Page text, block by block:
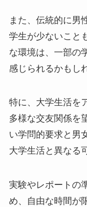
また、伝統的に男
学生が少ないこと
な環境は、一部の
感じられるかもし
特に、大学生活を
多様な交友関係を
い学問的要求と男
大学生活と異なる
実験やレポートの
め、自由な時間が